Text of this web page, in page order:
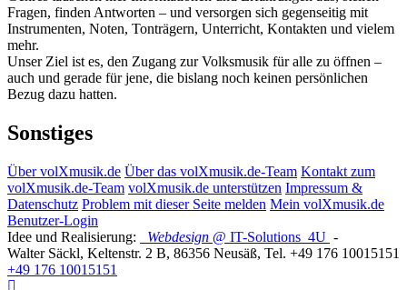
Fragen, finden Antworten – und versorgen sich gegenseitig mit
Instrumenten, Noten, Tonträgern, Unterricht, Kontakten und vielem
mehr.
Unser Ziel ist es, den Zugang zur Volksmusik für alle zu öffnen –
auch und gerade für jene, die bislang noch keinen persönlichen
Bezug dazu hatten.
Sonstiges
Über volXmusik.de Über das volXmusik.de-Team Kontakt zum
volXmusik.de-Team volXmusik.de unterstützen Impressum &
Datenschutz Problem mit dieser Seite melden Mein volXmusik.de
Benutzer-Login
Idee und Realisierung:
Webdesign @ IT-Solutions 4U -
Walter Säckl, Keltenstr. 2 B, 86356 Neusäß, Tel. +49 176 10015151
+49 176 10015151